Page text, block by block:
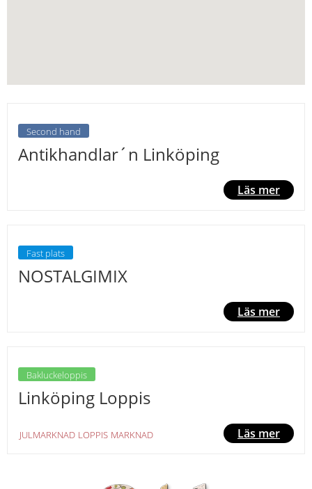
Second hand
Antikhandlar´n Linköping
Läs mer
Fast plats
NOSTALGIMIX
Läs mer
Bakluckeloppis
Linköping Loppis
JULMARKNAD LOPPIS MARKNAD Läs mer